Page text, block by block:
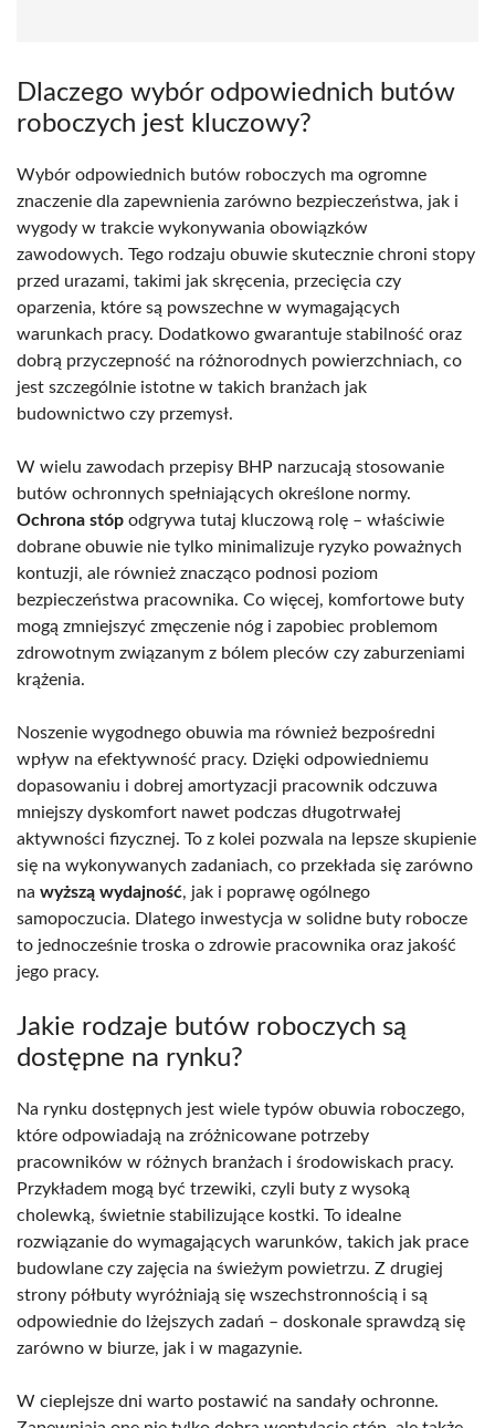
Dlaczego wybór odpowiednich butów
roboczych jest kluczowy?
Wybór odpowiednich butów roboczych ma ogromne
znaczenie dla zapewnienia zarówno bezpieczeństwa, jak i
wygody w trakcie wykonywania obowiązków
zawodowych. Tego rodzaju obuwie skutecznie chroni stopy
przed urazami, takimi jak skręcenia, przecięcia czy
oparzenia, które są powszechne w wymagających
warunkach pracy. Dodatkowo gwarantuje stabilność oraz
dobrą przyczepność na różnorodnych powierzchniach, co
jest szczególnie istotne w takich branżach jak
budownictwo czy przemysł.
W wielu zawodach przepisy BHP narzucają stosowanie
butów ochronnych spełniających określone normy.
Ochrona stóp odgrywa tutaj kluczową rolę – właściwie
dobrane obuwie nie tylko minimalizuje ryzyko poważnych
kontuzji, ale również znacząco podnosi poziom
bezpieczeństwa pracownika. Co więcej, komfortowe buty
mogą zmniejszyć zmęczenie nóg i zapobiec problemom
zdrowotnym związanym z bólem pleców czy zaburzeniami
krążenia.
Noszenie wygodnego obuwia ma również bezpośredni
wpływ na efektywność pracy. Dzięki odpowiedniemu
dopasowaniu i dobrej amortyzacji pracownik odczuwa
mniejszy dyskomfort nawet podczas długotrwałej
aktywności fizycznej. To z kolei pozwala na lepsze skupienie
się na wykonywanych zadaniach, co przekłada się zarówno
na wyższą wydajność, jak i poprawę ogólnego
samopoczucia. Dlatego inwestycja w solidne buty robocze
to jednocześnie troska o zdrowie pracownika oraz jakość
jego pracy.
Jakie rodzaje butów roboczych są
dostępne na rynku?
Na rynku dostępnych jest wiele typów obuwia roboczego,
które odpowiadają na zróżnicowane potrzeby
pracowników w różnych branżach i środowiskach pracy.
Przykładem mogą być trzewiki, czyli buty z wysoką
cholewką, świetnie stabilizujące kostki. To idealne
rozwiązanie do wymagających warunków, takich jak prace
budowlane czy zajęcia na świeżym powietrzu. Z drugiej
strony półbuty wyróżniają się wszechstronnością i są
odpowiednie do lżejszych zadań – doskonale sprawdzą się
zarówno w biurze, jak i w magazynie.
W cieplejsze dni warto postawić na sandały ochronne.